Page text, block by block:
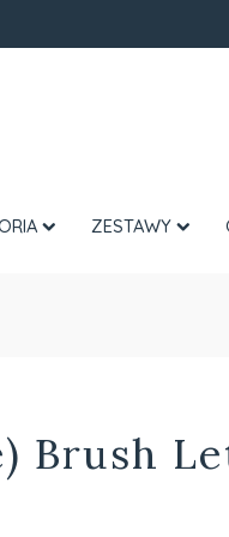
ZESTAWY
Brush